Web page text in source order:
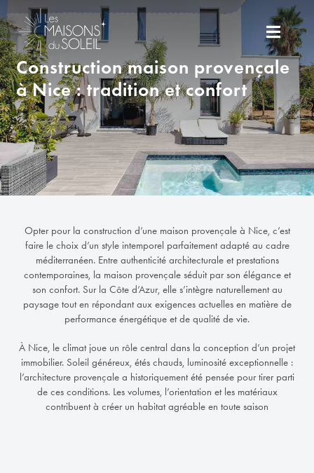
to
content
Toggle
Nos terrains et projets à construire
Inspirez-vous
Nous découvrir
Construire ensemble
Contact
Construction maison provençale
à Nice : tradition et confort
Opter pour la construction d’une maison provençale à Nice, c’est
faire le choix d’un style intemporel parfaitement adapté au cadre
méditerranéen. Entre authenticité architecturale et prestations
contemporaines, la maison provençale séduit par son élégance et
son confort. Sur la Côte d’Azur, elle s’intègre naturellement au
paysage tout en répondant aux exigences actuelles en matière de
performance énergétique et de qualité de vie.
À Nice, le climat joue un rôle central dans la conception d’un projet
immobilier. Soleil généreux, étés chauds, luminosité exceptionnelle :
l’architecture provençale a historiquement été pensée pour tirer parti
de ces conditions. Les volumes, l’orientation et les matériaux
contribuent à créer un habitat agréable en toute saison